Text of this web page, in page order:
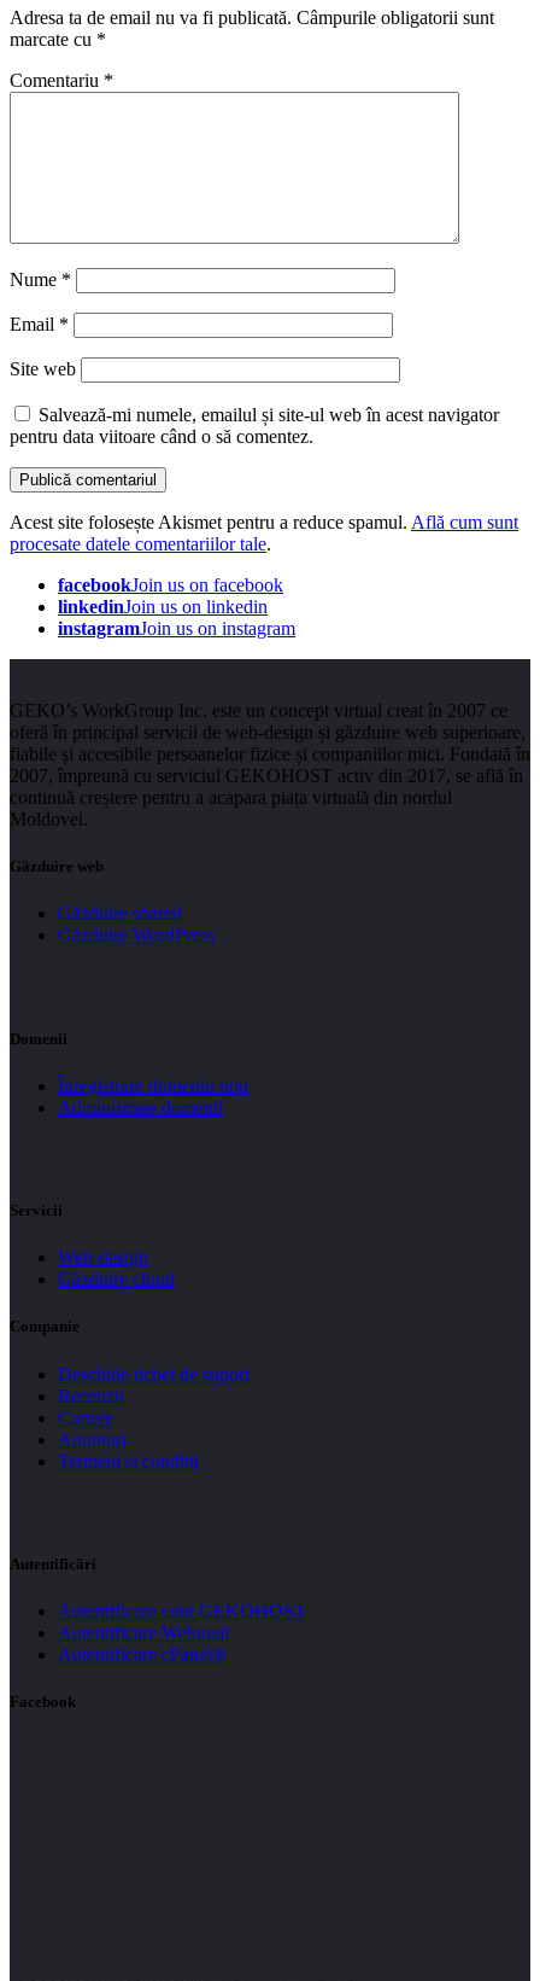
Adresa ta de email nu va fi publicată. Câmpurile obligatorii sunt
marcate cu *
Comentariu *
Nume *
Email *
Site web
Salvează-mi numele, emailul și site-ul web în acest navigator
pentru data viitoare când o să comentez.
Acest site folosește Akismet pentru a reduce spamul. Află cum sunt
procesate datele comentariilor tale.
facebookJoin us on facebook
linkedinJoin us on linkedin
instagramJoin us on instagram
GEKO’s WorkGroup Inc. este un concept virtual creat în 2007 ce
oferă în principal servicii de web-design și găzduire web superioare,
fiabile și accesibile persoanelor fizice și companiilor mici. Fondată în
2007, împreună cu serviciul GEKOHOST activ din 2017, se află în
continuă creștere pentru a acapara piața virtuală din nordul
Moldovei.
Găzduire web
Găzduire shared
Găzduire WordPress
Domenii
Înregistrare domeniu nou
Administrare domenii
Servicii
Web-design
Găzduire cloud
Companie
Deschide tichet de suport
Recenzii
Cariere
Anunțuri
Termeni și condiții
Autentificări
Autentificare cont GEKOHOST
Autentificare Webmail
Autentificare cPanel®
Facebook